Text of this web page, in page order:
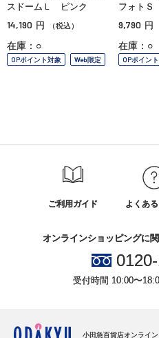
スドームＬ ピンク
14,190 円 （税込）
在庫：○
OPポイント対象 Web限定
フォト
9,790 円
在庫：○
OPポイン
ご利用ガイド よくあ
オンラインショッピングに
受付時間 10:00〜
小田急百貨店オンライ